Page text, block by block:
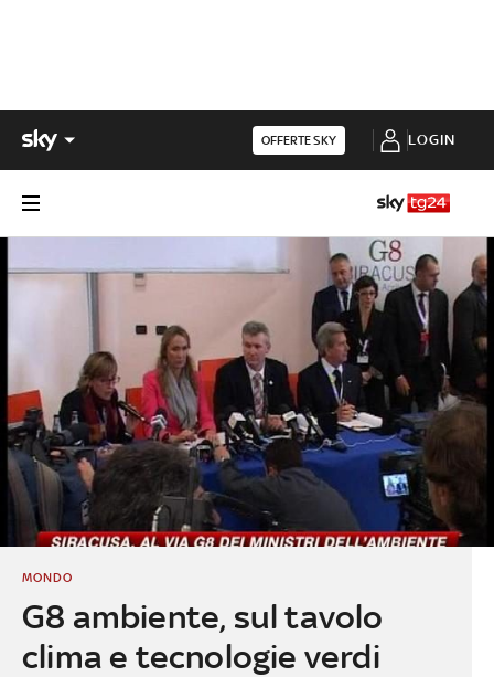
OFFERTE SKY LOGIN
G8 ambiente, sul tavolo
clima e tecnologie verdi
MONDO